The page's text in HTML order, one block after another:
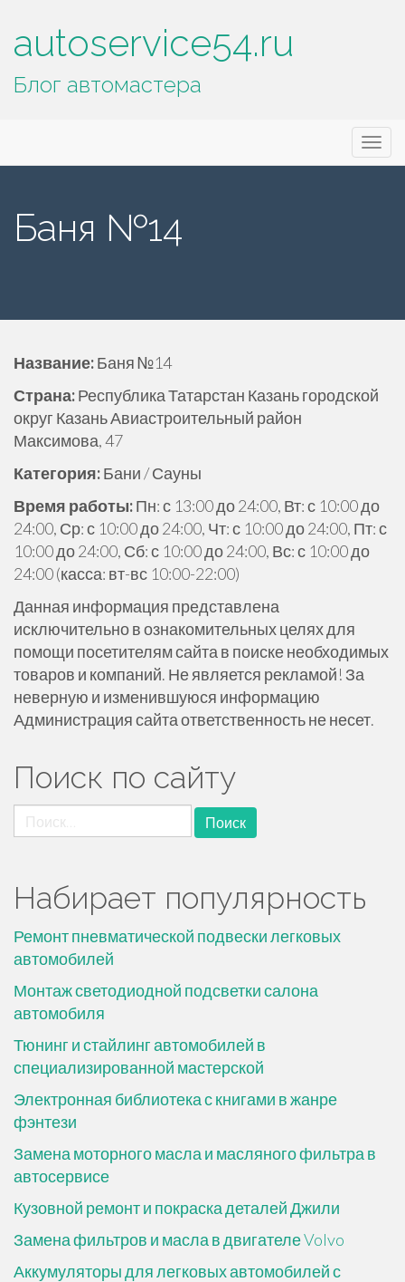
autoservice54.ru
Блог автомастера
меню
Баня №14
Название:Баня №14
Страна:Республика Татарстан Казань городской
округ Казань Авиастроительный район
Максимова, 47
Категория:Бани / Сауны
Время работы:Пн: с 13:00 до 24:00, Вт: с 10:00 до
24:00, Ср: с 10:00 до 24:00, Чт: с 10:00 до 24:00, Пт: с
10:00 до 24:00, Сб: с 10:00 до 24:00, Вс: с 10:00 до
24:00 (касса: вт-вс 10:00-22:00)
Данная информация представлена
исключительно в ознакомительных целях для
помощи посетителям сайта в поиске необходимых
товаров и компаний. Не является рекламой! За
неверную и изменившуюся информацию
Администрация сайта ответственность не несет.
Поиск по сайту
Найти:
Набирает популярность
Ремонт пневматической подвески легковых
автомобилей
Монтаж светодиодной подсветки салона
автомобиля
Тюнинг и стайлинг автомобилей в
специализированной мастерской
Электронная библиотека с книгами в жанре
фэнтези
Замена моторного масла и масляного фильтра в
автосервисе
Кузовной ремонт и покраска деталей Джили
Замена фильтров и масла в двигателе Volvo
Аккумуляторы для легковых автомобилей с